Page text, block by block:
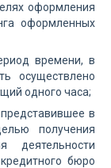
оформления
оформленных
времени, в
осуществлено
одного часа;
в
получения
деятельности
бюро